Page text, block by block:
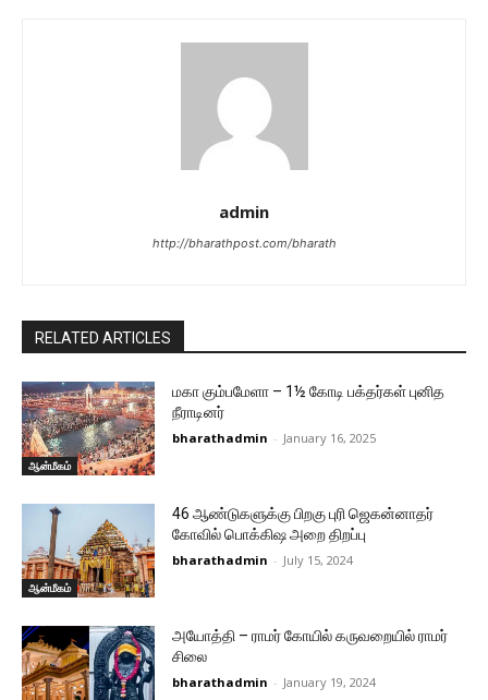
admin
http://bharathpost.com/bharath
RELATED ARTICLES
ஆன்மீகம்
மகா கும்பமேளா – 1½ கோடி பக்தர்கள் புனித
நீராடினர்
bharathadmin - January 16, 2025
ஆன்மீகம்
46 ஆண்டுகளுக்கு பிறகு புரி ஜெகன்னாதர்
கோவில் பொக்கிஷ அறை திறப்பு
bharathadmin - July 15, 2024
அயோத்தி – ராமர் கோயில் கருவறையில் ராமர்
சிலை
bharathadmin - January 19, 2024